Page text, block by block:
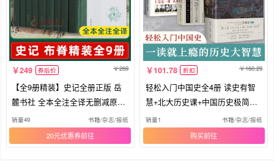
249 券后价 269
【全9册精装】史记全册正版 岳
麓书社 全本全注全译无删减原著
文言文原版白话文对照 司马迁青
少年中国古代史通史历史类书籍
正版
销量49 书籍/杂志/报纸
20元优惠券
101.78 折扣 160.29
轻松入门中国史全4册 读史有智
慧+北大历史课+中国历史极简本
冷成金/陈舜臣 著 正版书籍 历史
类书籍 博库网
销量1 书籍/杂志/报纸
购买